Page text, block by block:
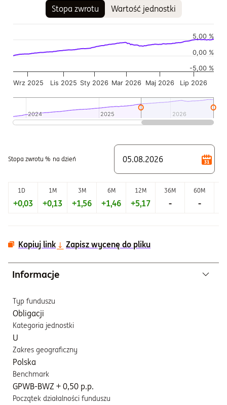
Stopa zwrotu Wartość jednostki
Wykres pokazuje historię wartości jednostki funduszu
Wykres ma 2 osi X wyświetlające Czas, i Czas.
Wykres ma 2 osi Y wyświetlające Wartość jednostki w
Sty 2026 Lip 2026
Wrz 2025 Lis 2025 Mar 2026 Maj 2026
2024
2024 2025
2025 2026
2026
0,00 %
-5,00 %
5,00 %
Stopa zwrotu % na dzień
1D 1M 3M 6M 12M 36M 60M
+0,03 +0,13 +1,56 +1,46 +5,17 - -
Kopiuj link Zapisz wycenę do pliku
Informacje
Typ funduszu
Obligacji
Kategoria jednostki
U
Zakres geograficzny
Polska
Benchmark
GPWB-BWZ + 0,50 p.p.
Początek działalności funduszu